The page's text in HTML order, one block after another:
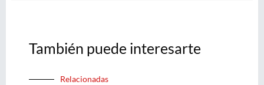
También puede interesarte
Relacionadas